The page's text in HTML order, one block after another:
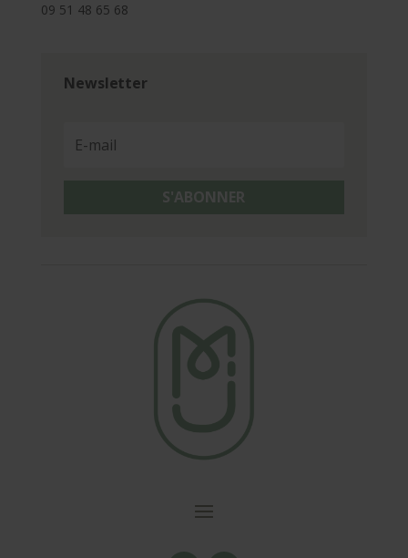
09 51 48 65 68
Newsletter
S'ABONNER